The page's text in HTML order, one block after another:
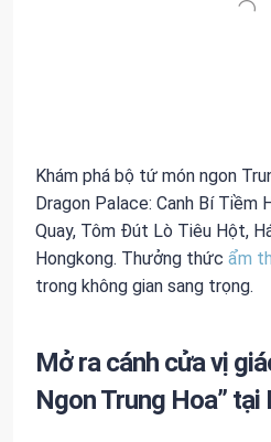
Khám phá bộ tứ món ngon
Dragon Palace: Canh Bí Tiềm
Quay, Tôm Đút Lò Tiêu Hột,
Hongkong. Thưởng thức ẩm
trong không gian sang trọng.
Mở ra cánh cửa vị
Ngon Trung Hoa” tại